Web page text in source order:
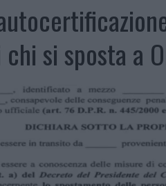
si sposta a